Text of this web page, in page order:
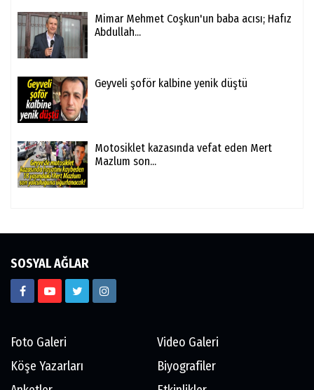
Mimar Mehmet Coşkun'un baba acısı; Hafız
Abdullah...
Geyveli şoför kalbine yenik düştü
Motosiklet kazasında vefat eden Mert
Mazlum son...
SOSYAL AĞLAR
Foto Galeri
Video Galeri
Köşe Yazarları
Biyografiler